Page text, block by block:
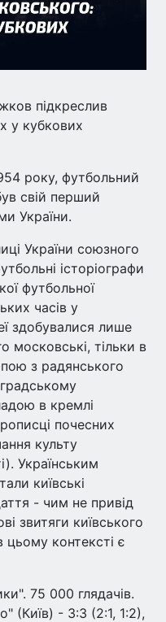
підкреслив
у кубкових
року, футбольний
свій перший
України.
України союзного
історіографи
футбольної
часів у
здобувалися лише
московські, тільки в
з радянського
в кремлі
почесних
культу
Українським
київські
- чим не привід
звитяги київського
цьому контексті є
75 000 глядачів.
(Київ) - 3:3 (2:1, 1:2),